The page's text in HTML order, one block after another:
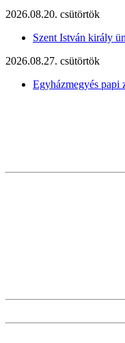
2026.08.20. csütörtök
Szent István király
2026.08.27. csütörtök
Egyházmegyés papi